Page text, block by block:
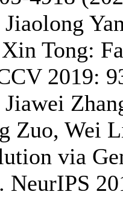
Tong:
2019:
Zuo, Wei
via